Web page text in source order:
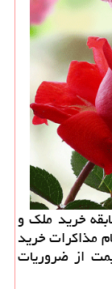
خرید ملك و
مذاكرات خرید
از ضروریات